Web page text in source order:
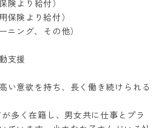
険より給付）
保険より給付）
ニング、その他）
支援
意欲を持ち、長く働き続けられる
多く在籍し、男女共に仕事とプラ